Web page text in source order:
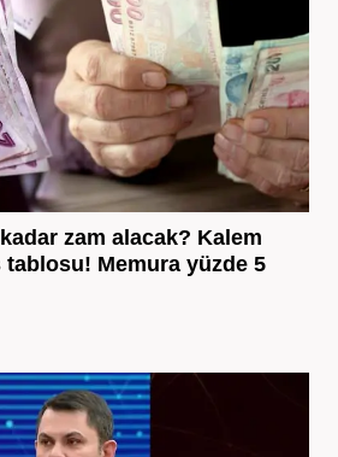
zam alacak? Kalem
tablosu! Memura yüzde 5